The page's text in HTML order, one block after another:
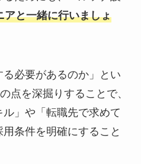
アと一緒に行いましょ
必要があるのか」とい
点を深掘りすることで、
ル」や「転職先で求めて
条件を明確にすること